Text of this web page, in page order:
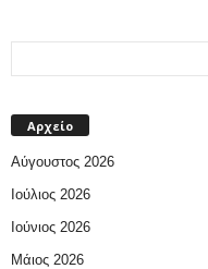
Αρχείο
Αύγουστος 2026
Ιούλιος 2026
Ιούνιος 2026
Μάιος 2026